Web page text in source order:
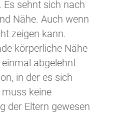
sehnt sich nach
Nähe. Auch wenn
zeigen kann.
körperliche Nähe
abgelehnt
in der es sich
keine
der Eltern gewesen